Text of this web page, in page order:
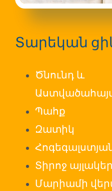
Տարեկան
Ծնունդ և
Պահք
Զատիկ
Տիրոջ
Մարիամի